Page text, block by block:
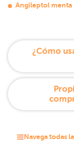
Angileptol menta
¿Cómo
Navega todas